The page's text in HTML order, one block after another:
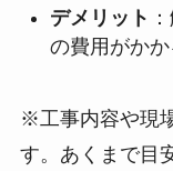
デメリット
の費用がかか
※工事内容や現
す。あくまで目